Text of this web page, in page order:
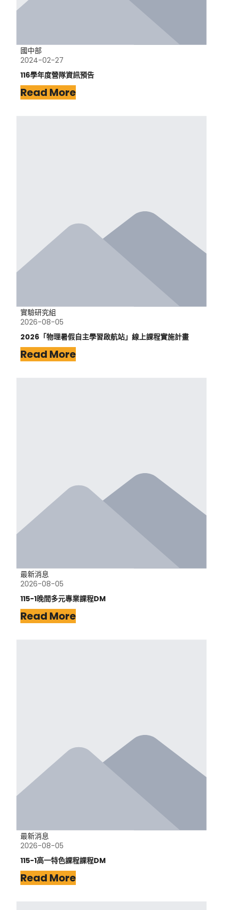
國中部
2024-02-27
116學年度營隊資訊預告
Read More
實驗研究組
2026-08-05
2026「物理暑假自主學習啟航站」線上課程實施計畫
Read More
最新消息
2026-08-05
115-1晚間多元專業課程DM
Read More
最新消息
2026-08-05
115-1高一特色課程課程DM
Read More